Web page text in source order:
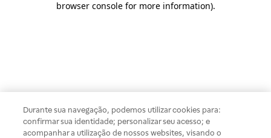
browser console for more information).
Durante sua navegação, podemos utilizar cookies para:
confirmar sua identidade; personalizar seu acesso; e
acompanhar a utilização de nossos websites, visando o